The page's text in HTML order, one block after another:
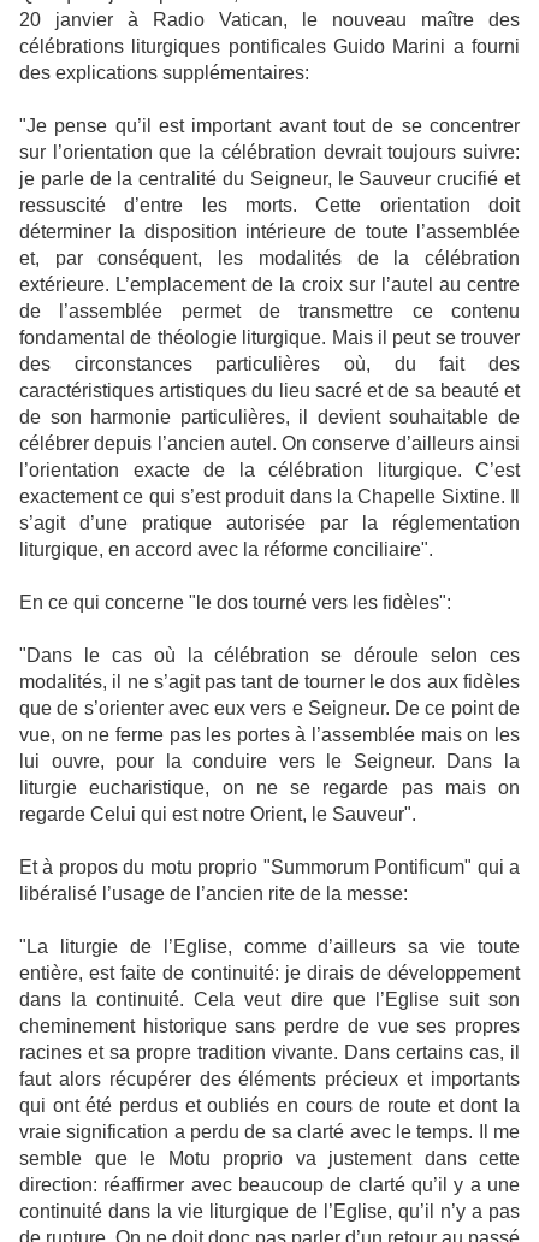
20 janvier à Radio Vatican, le nouveau maître des
célébrations liturgiques pontificales Guido Marini a fourni
des explications supplémentaires:
"Je pense qu’il est important avant tout de se concentrer
sur l’orientation que la célébration devrait toujours suivre:
je parle de la centralité du Seigneur, le Sauveur crucifié et
ressuscité d’entre les morts. Cette orientation doit
déterminer la disposition intérieure de toute l’assemblée
et, par conséquent, les modalités de la célébration
extérieure. L’emplacement de la croix sur l’autel au centre
de l’assemblée permet de transmettre ce contenu
fondamental de théologie liturgique. Mais il peut se trouver
des circonstances particulières où, du fait des
caractéristiques artistiques du lieu sacré et de sa beauté et
de son harmonie particulières, il devient souhaitable de
célébrer depuis l’ancien autel. On conserve d’ailleurs ainsi
l’orientation exacte de la célébration liturgique. C’est
exactement ce qui s’est produit dans la Chapelle Sixtine. Il
s’agit d’une pratique autorisée par la réglementation
liturgique, en accord avec la réforme conciliaire".
En ce qui concerne "le dos tourné vers les fidèles":
"Dans le cas où la célébration se déroule selon ces
modalités, il ne s’agit pas tant de tourner le dos aux fidèles
que de s’orienter avec eux vers e Seigneur. De ce point de
vue, on ne ferme pas les portes à l’assemblée mais on les
lui ouvre, pour la conduire vers le Seigneur. Dans la
liturgie eucharistique, on ne se regarde pas mais on
regarde Celui qui est notre Orient, le Sauveur".
Et à propos du motu proprio "Summorum Pontificum" qui a
libéralisé l’usage de l’ancien rite de la messe:
"La liturgie de l’Eglise, comme d’ailleurs sa vie toute
entière, est faite de continuité: je dirais de développement
dans la continuité. Cela veut dire que l’Eglise suit son
cheminement historique sans perdre de vue ses propres
racines et sa propre tradition vivante. Dans certains cas, il
faut alors récupérer des éléments précieux et importants
qui ont été perdus et oubliés en cours de route et dont la
vraie signification a perdu de sa clarté avec le temps. Il me
semble que le Motu proprio va justement dans cette
direction: réaffirmer avec beaucoup de clarté qu’il y a une
continuité dans la vie liturgique de l’Eglise, qu’il n’y a pas
de rupture. On ne doit donc pas parler d’un retour au passé